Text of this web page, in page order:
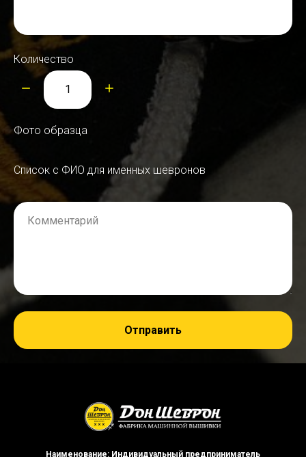
Количество
Фото образца
Список с ФИО для именных шевронов
Комментарий
Отправить
Наименование: Индивидуальный предприниматель